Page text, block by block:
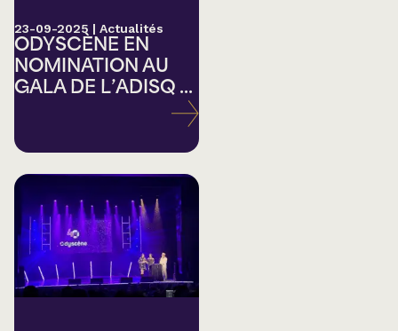
23-09-2025 | Actualités
ODYSCÈNE EN
NOMINATION AU
GALA DE L’ADISQ ...